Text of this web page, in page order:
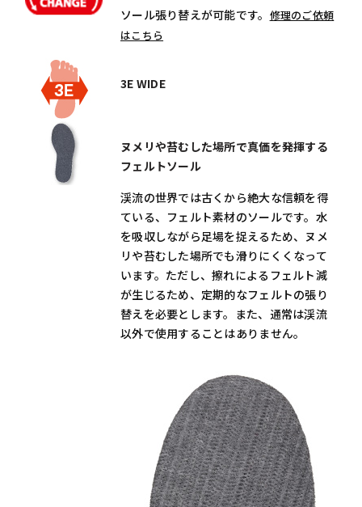
ソール張り替えが可能です。 修理のご依頼
はこちら
3E WIDE
ヌメリや苔むした場所で真価を発揮する
フェルトソール
渓流の世界では古くから絶大な信頼を得
ている、フェルト素材のソールです。水
を吸収しながら足場を捉えるため、ヌメ
リや苔むした場所でも滑りにくくなって
います。ただし、擦れによるフェルト減
が生じるため、定期的なフェルトの張り
替えを必要とします。また、通常は渓流
以外で使用することはありません。